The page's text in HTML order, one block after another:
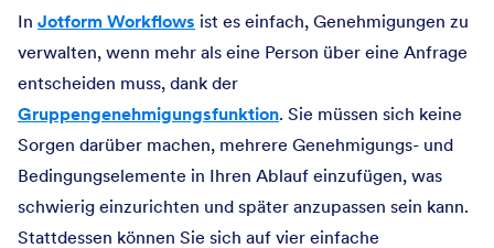
In Jotform Workflows ist es einfach, Genehmigungen zu
verwalten, wenn mehr als eine Person über eine Anfrage
entscheiden muss, dank der
Gruppengenehmigungsfunktion. Sie müssen sich keine
Sorgen darüber machen, mehrere Genehmigungs- und
Bedingungselemente in Ihren Ablauf einzufügen, was
schwierig einzurichten und später anzupassen sein kann.
Stattdessen können Sie sich auf vier einfache